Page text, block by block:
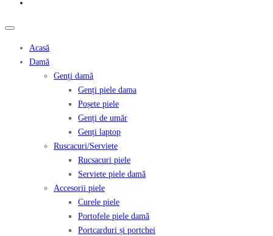
Acasă
Damă
Genți damă
Genți piele dama
Poșete piele
Genți de umăr
Genți laptop
Ruscacuri/Serviete
Rucsacuri piele
Serviete piele damă
Accesorii piele
Curele piele
Portofele piele damă
Portcarduri și portchei